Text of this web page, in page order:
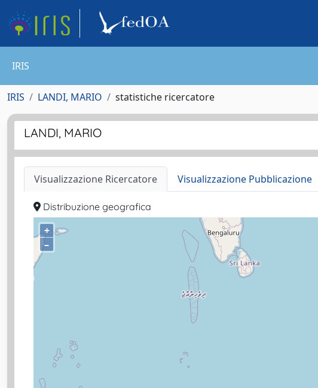
IRIS
IRIS LANDI, MARIO statistiche ricercatore
LANDI, MARIO
Visualizzazione Ricercatore Visualizzazione Pubblicazione
Distribuzione geografica
+
–